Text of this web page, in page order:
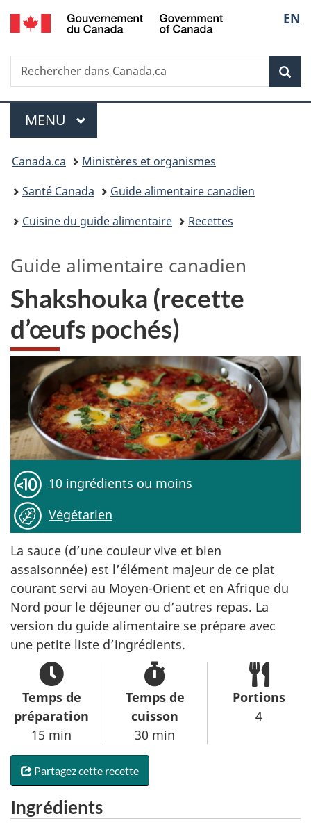
Passer
au
principal
Passer
à
Au
du
Passer
à
version
simplifiée
de
la
EN
Recherche
Rechercher
dans
Menu
MENU PRINCIPAL
Vous
êtes
ici :
Canada.ca
Ministères et organismes
Santé Canada
Guide alimentaire canadien
Cuisine du guide alimentaire
Recettes
Guide alimentaire canadien
Shakshouka (recette
d’œufs pochés)
10 ingrédients ou moins
Végétarien
La sauce (d’une couleur vive et bien
assaisonnée) est l’élément majeur de ce plat
courant servi au Moyen-Orient et en Afrique du
Nord pour le déjeuner ou d’autres repas. La
version du guide alimentaire se prépare avec
une petite liste d’ingrédients.
Temps de
préparation
15 min
Temps de
cuisson
30 min
Portions
4
Partagez cette recette
Ingrédients